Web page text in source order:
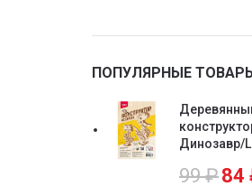
ПОПУЛЯРНЫЕ
Динозавр/
99₽84